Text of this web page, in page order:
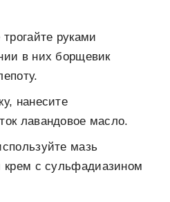
руками
в них борщевик
нанесите
лавандовое масло.
мазь
крем с сульфадиазином